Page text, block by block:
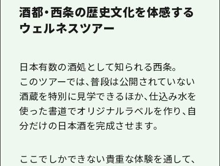
酒都・西条の歴史文化を体感する
ウェルネスツアー
日本有数の酒処 として知られる西条。
このツアーでは、普段は公開されていない
酒蔵を特別に見学できるほか、仕込み水を
使った書道でオリジナルラベルを作り、自
分だけの日本酒を完成させます。
ここでしかできない貴重な体験を通して、